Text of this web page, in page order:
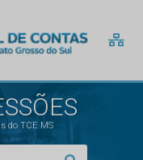
do TCE MS